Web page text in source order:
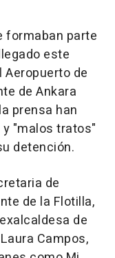
formaban parte
este
de
de Ankara
prensa han
"malos tratos"
detención.
de
de la Flotilla,
de
Campos,